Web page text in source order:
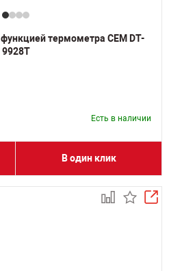
термометра CEM DT-
9928T
Есть в наличии
В один клик